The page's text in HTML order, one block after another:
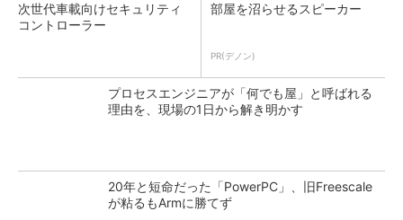
次世代車載向けセキュリティ
コントローラー
部屋を沼らせるスピーカー
PR(デノン)
プロセスエンジニアが「何でも屋」と呼ばれる
理由を、現場の1日から解き明かす
20年と短命だった「PowerPC」、旧Freescale
が粘るもArmに勝てず